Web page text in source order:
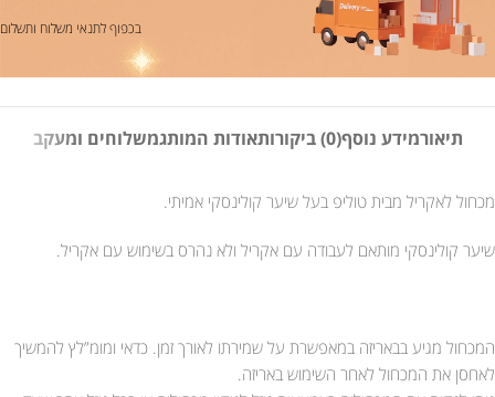
בכפוף לתנאי משלוח ותשלום
תיאורמידע נוסף(0) ביקורות אודות המותגמשלוחים ומעקב
מכחול לאקריל מבית טוליפ בעל שיער קולינסקי אמיתי.
שיער קולינסקי מותאם לעבודה עם אקריל ולא נהרס בשימוש עם אקריל.
המכחול מגיע בבאריזה במאפשרת על שמירתו לאורך זמן. כדאי ומומ”לץ להמשיך
לאחסן את המכחול לאחר השימוש באריזה.